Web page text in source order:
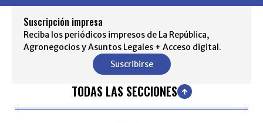
Suscripción impresa
Reciba los periódicos impresos de La República,
Agronegocios y Asuntos Legales + Acceso digital.
Suscribirse
TODAS LAS SECCIONES